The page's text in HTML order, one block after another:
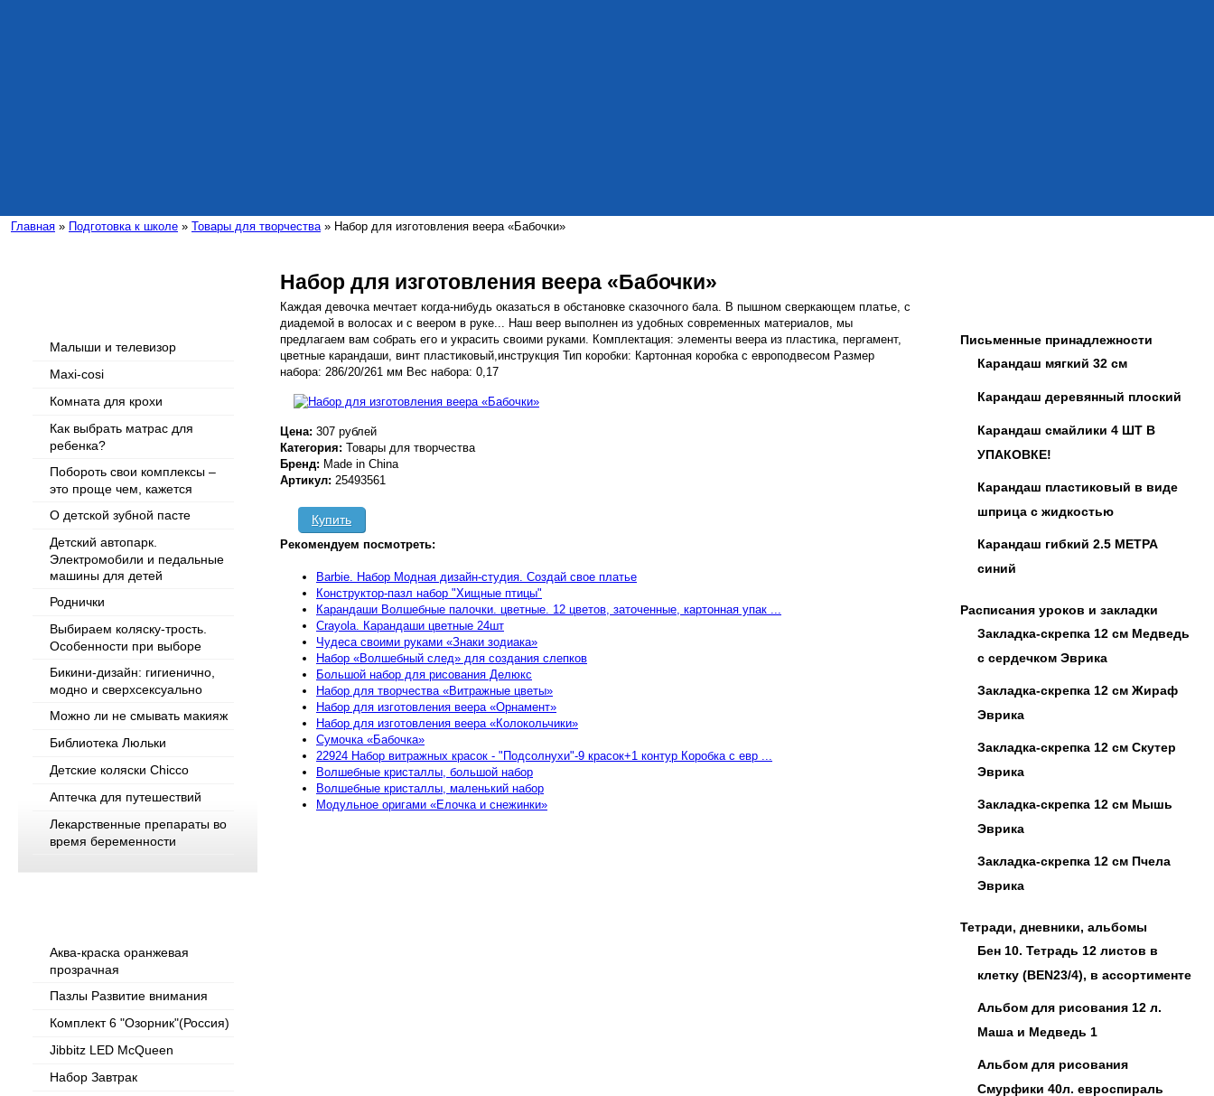
Главная » Подготовка к школе » Товары для творчества» Набор для изготовления веера «Бабочки»
Письменные принадлежности
Карандаш мягкий 32 см
Карандаш деревянный плоский
Карандаш смайлики 4 ШТ В
УПАКОВКЕ!
Карандаш пластиковый в виде
шприца с жидкостью
Карандаш гибкий 2.5 МЕТРА
синий
Расписания уроков и закладки
Закладка-скрепка 12 см Медведь
с сердечком Эврика
Закладка-скрепка 12 см Жираф
Эврика
Закладка-скрепка 12 см Скутер
Эврика
Закладка-скрепка 12 см Мышь
Эврика
Закладка-скрепка 12 см Пчела
Эврика
Тетради, дневники, альбомы
Бен 10. Тетрадь 12 листов в
клетку (BEN23/4), в ассортименте
Альбом для рисования 12 л.
Маша и Медведь 1
Альбом для рисования
Смурфики 40л. евроспираль
Малыши и телевизор
Maxi-cosi
Комната для крохи
Как выбрать матрас для
ребенка?
Побороть свои комплексы –
это проще чем, кажется
О детской зубной пасте
Детский автопарк.
Электромобили и педальные
машины для детей
Роднички
Выбираем коляску-трость.
Особенности при выборе
Бикини-дизайн: гигиенично,
модно и сверхсексуально
Можно ли не смывать макияж
Библиотека Люльки
Детские коляски Chicco
Аптечка для путешествий
Лекарственные препараты во
время беременности
Аква-краска оранжевая
прозрачная
Пазлы Развитие внимания
Комплект 6 "Озорник"(Россия)
Jibbitz LED McQueen
Набор Завтрак
Набор для изготовления веера «Бабочки»
Каждая девочка мечтает когда-нибудь оказаться в обстановке сказочного бала. В пышном сверкающем платье, с
диадемой в волосах и с веером в руке... Наш веер выполнен из удобных современных материалов, мы
предлагаем вам собрать его и украсить своими руками. Комплектация: элементы веера из пластика, пергамент,
цветные карандаши, винт пластиковый,инструкция Тип коробки: Картонная коробка с европодвесом Размер
набора: 286/20/261 мм Вес набора: 0,17
Цена: 307 рублей
Категория: Товары для творчества
Бренд: Made in China
Артикул: 25493561
Купить
Рекомендуем посмотреть:
Barbie. Набор Модная дизайн-студия. Создай свое платье
Конструктор-пазл набор "Хищные птицы"
Карандаши Волшебные палочки. цветные. 12 цветов, заточенные, картонная упак ...
Crayola. Карандаши цветные 24шт
Чудеса своими руками «Знаки зодиака»
Набор «Волшебный след» для создания слепков
Большой набор для рисования Делюкс
Набор для творчества «Витражные цветы»
Набор для изготовления веера «Орнамент»
Набор для изготовления веера «Колокольчики»
Сумочка «Бабочка»
22924 Набор витражных красок - "Подсолнухи"-9 красок+1 контур Коробка с евр ...
Волшебные кристаллы, большой набор
Волшебные кристаллы, маленький набор
Модульное оригами «Елочка и снежинки»